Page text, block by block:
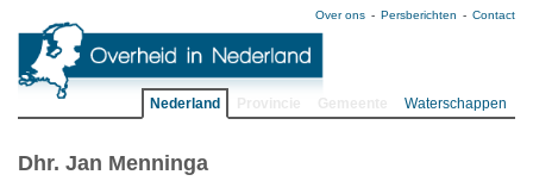
Over ons Persberichten Contact
Nederland Waterschappen
Dhr. Jan Menninga